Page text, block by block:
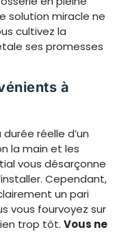
solution miracle ne
cultivez la
ses promesses
à
réelle d’un
la main et les
vous désarçonne
Cependant,
un pari
vous fourvoyez sur
trop tôt. Vous ne